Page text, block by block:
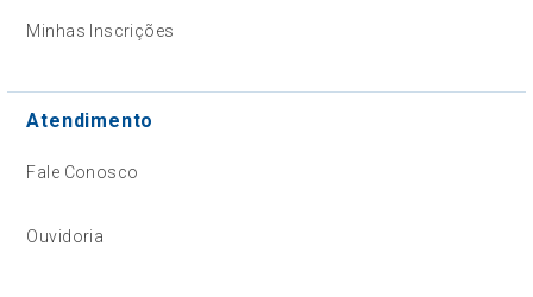
Minhas Inscrições
Atendimento
Fale Conosco
Ouvidoria